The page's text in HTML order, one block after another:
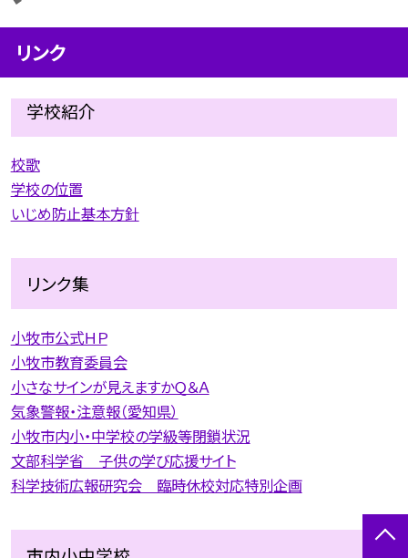
リンク
学校紹介
校歌
学校の位置
いじめ防止基本方針
リンク集
小牧市公式ＨＰ
小牧市教育委員会
小さなサインが見えますかＱ＆Ａ
気象警報・注意報（愛知県）
小牧市内小・中学校の学級等閉鎖状況
文部科学省 子供の学び応援サイト
科学技術広報研究会 臨時休校対応特別企画